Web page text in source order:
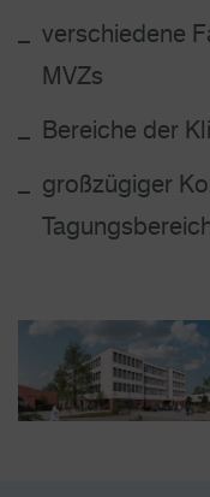
verschiedene
MVZs
Bereiche der
großzügiger